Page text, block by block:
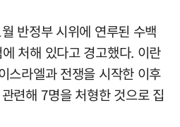
반정부 시위에 연루된 수백
처해 있다고 경고했다. 이란
스라엘과 전쟁을 시작한 이후
련해 7명을 처형한 것으로 집